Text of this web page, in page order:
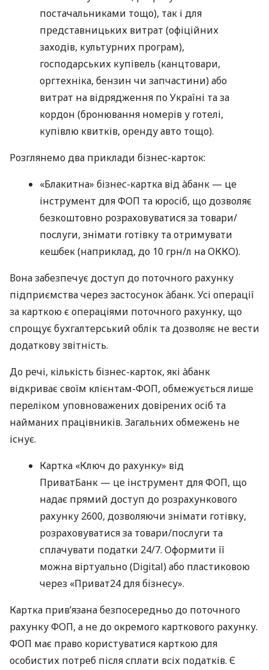
постачальниками тощо), так і для
представницьких витрат (офіційних
заходів, культурних програм),
господарських купівель (канцтовари,
оргтехніка, бензин чи запчастини) або
витрат на відрядження по Україні та за
кордон (бронювання номерів у готелі,
купівлю квитків, оренду авто тощо).
Розглянемо два приклади бізнес-карток:
«Блакитна» бізнес-картка від àбанк — це
інструмент для ФОП та юросіб, що дозволяє
безкоштовно розраховуватися за товари/
послуги, знімати готівку та отримувати
кешбек (наприклад, до 10 грн/л на ОККО).
Вона забезпечує доступ до поточного рахунку
підприємства через застосунок àбанк. Усі операції
за карткою є операціями поточного рахунку, що
спрощує бухгалтерський облік та дозволяє не вести
додаткову звітність.
До речі, кількість бізнес-карток, які àбанк
відкриває своїм клієнтам-ФОП, обмежується лише
переліком уповноважених довірених осіб та
найманих працівників. Загальних обмежень не
існує.
Картка «Ключ до рахунку» від
ПриватБанк — це інструмент для ФОП, що
надає прямий доступ до розрахункового
рахунку 2600, дозволяючи знімати готівку,
розраховуватися за товари/послуги та
сплачувати податки 24/7. Оформити її
можна віртуально (Digital) або пластиковою
через «Приват24 для бізнесу».
Картка прив’язана безпосередньо до поточного
рахунку ФОП, а не до окремого карткового рахунку.
ФОП має право користуватися карткою для
особистих потреб після сплати всіх податків. Є